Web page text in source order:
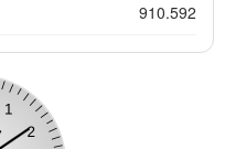
910.592